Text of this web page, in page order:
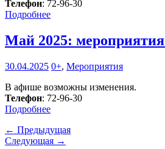
Телефон: 72-96-30
Подробнее
Май 2025: мероприятия
30.04.2025 0+, Мероприятия
В афише возможны изменения.
Телефон: 72-96-30
Подробнее
← Предыдущая
Следующая →